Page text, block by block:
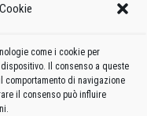
come i cookie per
Il consenso a queste
comportamento di navigazione
il consenso può influire